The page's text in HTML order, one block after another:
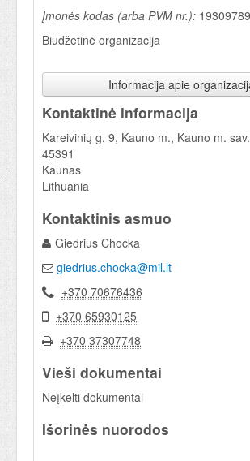
Įmonės kodas (arba PVM nr.):
Biudžetinė organizacija
Informacija apie
Kontaktinė informacija
Kareivinių g. 9, Kauno m., Kauno m. sav.
45391
Kaunas
Lithuania
Kontaktinis asmuo
Giedrius Chocka
giedrius.chocka@mil.lt
+370 70676436
+370 65930125
+370 37307748
Vieši dokumentai
Neįkelti dokumentai
Išorinės nuorodos